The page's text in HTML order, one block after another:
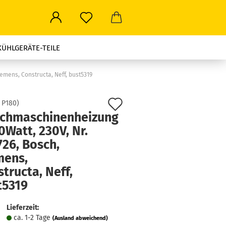
TEILE
TEILE
STROMSTECKER-TRAVEL
Constructa, Neff, bust5319
P180)
230V, Nr.
Bosch,
Neff,
Lieferzeit:
ca. 1-2 Tage (Ausland abweichend)